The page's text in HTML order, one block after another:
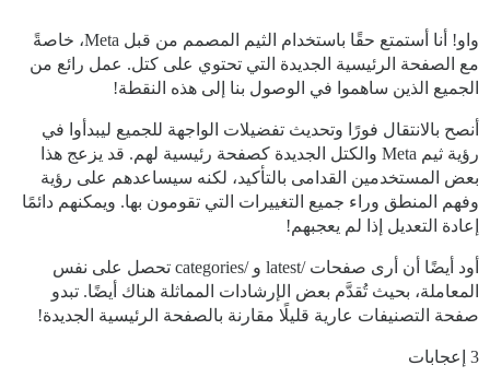
واو! أنا أستمتع حقًا باستخدام الثيم المصمم من قبل Meta، خاصةً
مع الصفحة الرئيسية الجديدة التي تحتوي على كتل. عمل رائع من
الجميع الذين ساهموا في الوصول بنا إلى هذه النقطة!
أنصح بالانتقال فورًا وتحديث تفضيلات الواجهة للجميع ليبدأوا في
رؤية ثيم Meta والكتل الجديدة كصفحة رئيسية لهم. قد يزعج هذا
بعض المستخدمين القدامى بالتأكيد، لكنه سيساعدهم على رؤية
وفهم المنطق وراء جميع التغييرات التي تقومون بها. ويمكنهم دائمًا
إعادة التعديل إذا لم يعجبهم!
أود أيضًا أن أرى صفحات /latest و /categories تحصل على نفس
المعاملة، بحيث تُقدَّم بعض الإرشادات المماثلة هناك أيضًا. تبدو
صفحة التصنيفات عارية قليلًا مقارنة بالصفحة الرئيسية الجديدة!
3 إعجابات